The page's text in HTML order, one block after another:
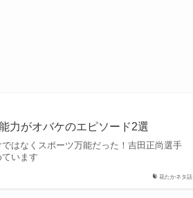
花たかネタ話
力がオバケのエピソード2選
はなくスポーツ万能だった！吉田正尚選手
います